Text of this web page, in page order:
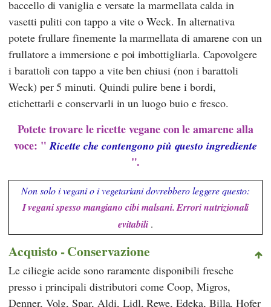
baccello di vaniglia e versate la marmellata calda in
vasetti puliti con tappo a vite o Weck. In alternativa
potete frullare finemente la marmellata di amarene con un
frullatore a immersione e poi imbottigliarla. Capovolgere
i barattoli con tappo a vite ben chiusi (non i barattoli
Weck) per 5 minuti. Quindi pulire bene i bordi,
etichettarli e conservarli in un luogo buio e fresco.
Potete trovare le ricette vegane con le amarene alla
voce: "Ricette che contengono più questo ingrediente
".
Non solo i vegani o i vegetariani dovrebbero leggere questo:
I vegani spesso mangiano cibi malsani. Errori nutrizionali
evitabili.
Acquisto - Conservazione
Le ciliegie acide sono raramente disponibili fresche
presso i principali distributori come Coop, Migros,
Denner, Volg,Spar, Aldi, Lidl,Rewe,Edeka, Billa,Hofer